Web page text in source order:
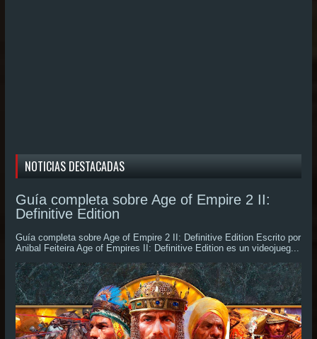
NOTICIAS DESTACADAS
Guía completa sobre Age of Empire 2 II:
Definitive Edition
Guía completa sobre Age of Empire 2 II: Definitive Edition Escrito por
Anibal Feiteira Age of Empires II: Definitive Edition es un videojueg...